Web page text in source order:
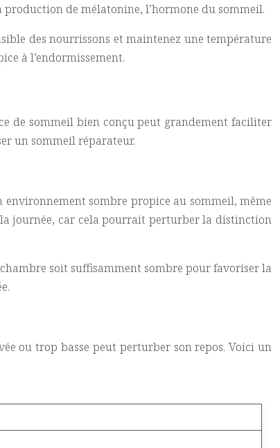
de mélatonine, l’hormone du sommeil.
des nourrissons et maintenez une température
à l’endormissement.
de sommeil bien conçu peut grandement faciliter
un sommeil réparateur.
sombre propice au sommeil, même
journée, car cela pourrait perturber la distinction
soit suffisamment sombre pour favoriser la
ou trop basse peut perturber son repos. Voici un